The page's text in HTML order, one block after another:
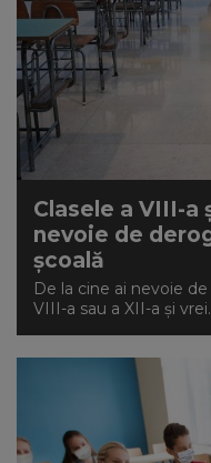
Clasele a VIII-a
nevoie de
școală
De la cine ai nevoie
VIII-a sau a XII-a și